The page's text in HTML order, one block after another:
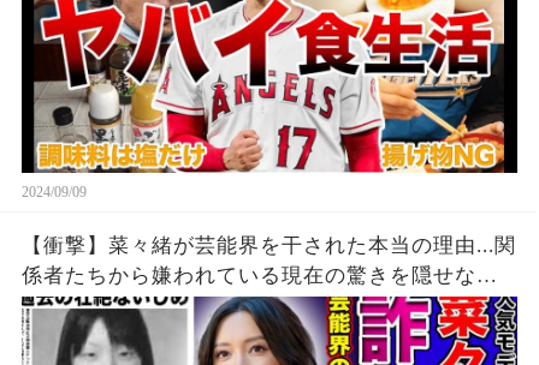
2024/09/09
【衝撃】菜々緒が芸能界を干された本当の理由...関
係者たちから嫌われている現在の驚きを隠せな
い！！詐欺被害にまで遭っている衝撃の現在...過去
の壮絶ないじめに一同驚愕！！